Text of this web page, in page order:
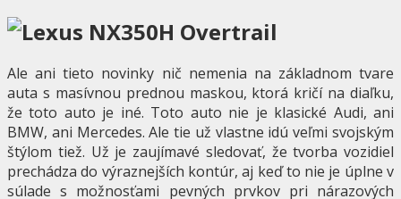
Ale ani tieto novinky nič nemenia na základnom tvare
auta s masívnou prednou maskou, ktorá kričí na diaľku,
že toto auto je iné. Toto auto nie je klasické Audi, ani
BMW, ani Mercedes. Ale tie už vlastne idú veľmi svojským
štýlom tiež. Už je zaujímavé sledovať, že tvorba vozidiel
prechádza do výraznejších kontúr, aj keď to nie je úplne v
súlade s možnosťami pevných prvkov pri nárazových